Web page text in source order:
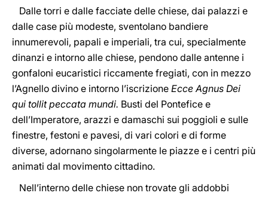
Dalle torri e dalle facciate delle chiese, dai palazzi e
dalle case più modeste, sventolano bandiere
innumerevoli, papali e imperiali, tra cui, specialmente
dinanzi e intorno alle chiese, pendono dalle antenne i
gonfaloni eucaristici riccamente fregiati, con in mezzo
l’Agnello divino e intorno l’iscrizione Ecce Agnus Dei
qui tollit peccata mundi. Busti del Pontefice e
dell’Imperatore, arazzi e damaschi sui poggioli e sulle
finestre, festoni e pavesi, di vari colori e di forme
diverse, adornano singolarmente le piazze e i centri più
animati dal movimento cittadino.
Nell’interno delle chiese non trovate gli addobbi